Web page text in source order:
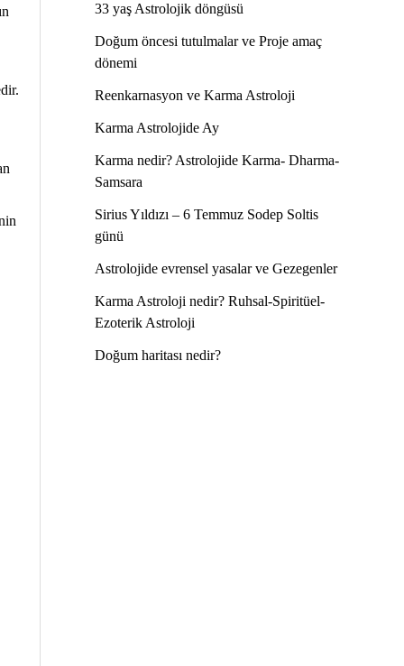
33 yaş Astrolojik döngüsü
Doğum öncesi tutulmalar ve Proje amaç
dönemi
Reenkarnasyon ve Karma Astroloji
Karma Astrolojide Ay
Karma nedir? Astrolojide Karma- Dharma-
Samsara
Sirius Yıldızı – 6 Temmuz Sodep Soltis
günü
Astrolojide evrensel yasalar ve Gezegenler
Karma Astroloji nedir? Ruhsal-Spiritüel-
Ezoterik Astroloji
Doğum haritası nedir?